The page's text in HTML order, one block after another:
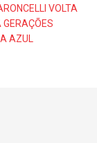
VOLTA
AZUL